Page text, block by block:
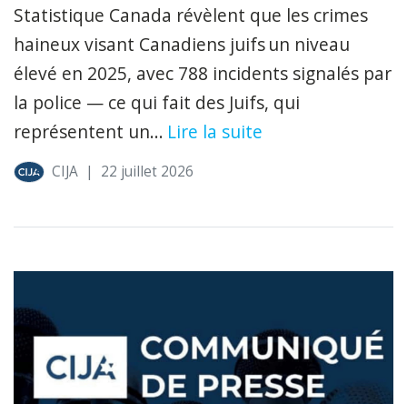
Statistique Canada révèlent que les crimes
haineux visant Canadiens juifs un niveau
élevé en 2025, avec 788 incidents signalés par
la police — ce qui fait des Juifs, qui
représentent un... Lire la suite
CIJA | 22 juillet 2026